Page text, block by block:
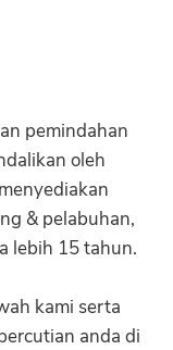
pemindahan
oleh
& pelabuhan,
lebih 15 tahun.
kami serta
anda di